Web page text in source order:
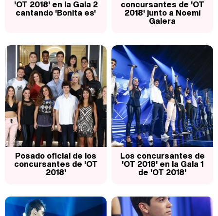
'OT 2018' en la Gala 2
cantando 'Bonita es'
concursantes de 'OT
2018' junto a Noemí
Galera
Posado oficial de los
concursantes de 'OT
2018'
Los concursantes de
'OT 2018' en la Gala 1
de 'OT 2018'